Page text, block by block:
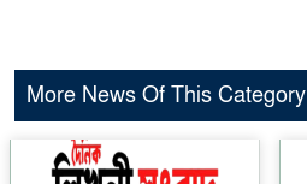
More News Of This Category